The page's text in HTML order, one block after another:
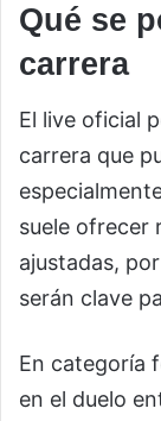
Qué se
carrera
El live oficial
carrera que
suele ofrecer
ajustadas,
serán clave
En categoría
en el duelo